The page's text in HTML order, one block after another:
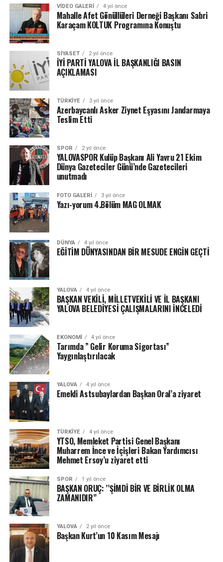
VIDEO GALERI 4 yıl önce
Mahalle Afet Gönüllüleri Derneği Başkanı Sabri
Karaçam KOLTUK Programına Konuştu
SIYASET 2 yıl önce
İYİ PARTİ YALOVA İL BAŞKANLIĞI BASIN
AÇIKLAMASI
TÜRKIYE 3 yıl önce
Azerbaycanlı Asker Ziynet Eşyasını Jandarmaya
Teslim Etti
SPOR 2 yıl önce
YALOVASPOR Kulüp Başkanı Ali Yavru 21 Ekim
Dünya Gazeteciler Günü’nde Gazetecileri
unutmadı
FOTO GALERI 3 yıl önce
Yazı-yorum 4.Bölüm MAG OLMAK
DÜNYA 4 yıl önce
EĞİTİM DÜNYASINDAN BİR MESUDE ENGİN GEÇTİ
YALOVA 4 yıl önce
BAŞKAN VEKİLİ, MİLLETVEKİLİ VE İL BAŞKANI
YALOVA BELEDİYESİ ÇALIŞMALARINI İNCELEDİ
EKONOMI 4 yıl önce
Tarımda ” Gelir Koruma Sigortası”
Yaygınlaştırılacak
YALOVA 4 yıl önce
Emekli Astsubaylardan Başkan Oral’a ziyaret
TÜRKIYE 4 yıl önce
YTSO, Memleket Partisi Genel Başkanı
Muharrem İnce ve İçişleri Bakan Yardımcısı
Mehmet Ersoy’u ziyaret etti
SPOR 1 yıl önce
BAŞKAN ORUÇ: ’’ŞİMDİ BİR VE BİRLİK OLMA
ZAMANIDIR’’
YALOVA 2 yıl önce
Başkan Kurt’un 10 Kasım Mesajı